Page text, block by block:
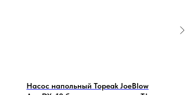
Насос напольный Topeak JoeBlow